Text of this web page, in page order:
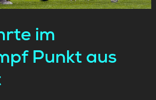
im
Punkt aus